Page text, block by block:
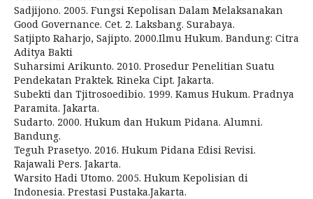
Sadjijono. 2005. Fungsi Kepolisan Dalam Melaksanakan
Good Governance. Cet. 2. Laksbang. Surabaya.
Satjipto Raharjo, Sajipto. 2000.Ilmu Hukum. Bandung: Citra
Aditya Bakti
Suharsimi Arikunto. 2010. Prosedur Penelitian Suatu
Pendekatan Praktek. Rineka Cipt. Jakarta.
Subekti dan Tjitrosoedibio. 1999. Kamus Hukum. Pradnya
Paramita. Jakarta.
Sudarto. 2000. Hukum dan Hukum Pidana. Alumni.
Bandung.
Teguh Prasetyo. 2016. Hukum Pidana Edisi Revisi.
Rajawali Pers. Jakarta.
Warsito Hadi Utomo. 2005. Hukum Kepolisian di
Indonesia. Prestasi Pustaka.Jakarta.